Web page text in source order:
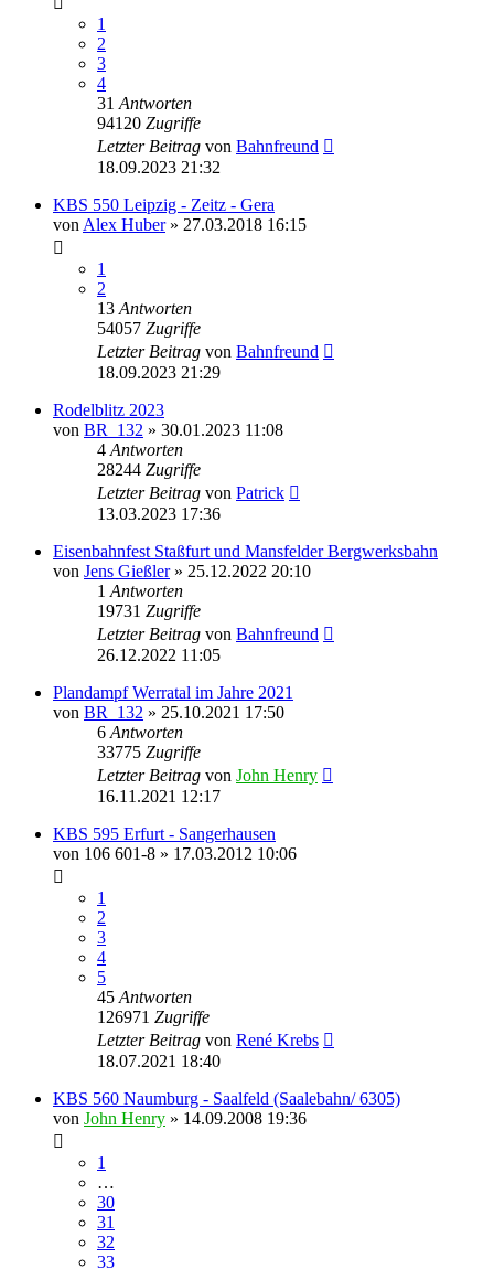
1
2
3
4
31 Antworten
94120 Zugriffe
Letzter Beitrag von Bahnfreund
18.09.2023 21:32
KBS 550 Leipzig - Zeitz - Gera
von Alex Huber» 27.03.2018 16:15
1
2
13 Antworten
54057 Zugriffe
Letzter Beitrag von Bahnfreund
18.09.2023 21:29
Rodelblitz 2023
von BR_132 » 30.01.2023 11:08
4 Antworten
28244 Zugriffe
Letzter Beitrag von Patrick
13.03.2023 17:36
Eisenbahnfest Staßfurt und Mansfelder Bergwerksbahn
von Jens Gießler» 25.12.2022 20:10
1 Antworten
19731 Zugriffe
Letzter Beitrag von Bahnfreund
26.12.2022 11:05
Plandampf Werratal im Jahre 2021
von BR_132 » 25.10.2021 17:50
6 Antworten
33775 Zugriffe
Letzter Beitrag von John Henry
16.11.2021 12:17
KBS 595 Erfurt - Sangerhausen
von 106 601-8 » 17.03.2012 10:06
1
2
3
4
5
45 Antworten
126971 Zugriffe
Letzter Beitrag von René Krebs
18.07.2021 18:40
KBS 560 Naumburg - Saalfeld (Saalebahn/ 6305)
von John Henry » 14.09.2008 19:36
1
…
30
31
32
33